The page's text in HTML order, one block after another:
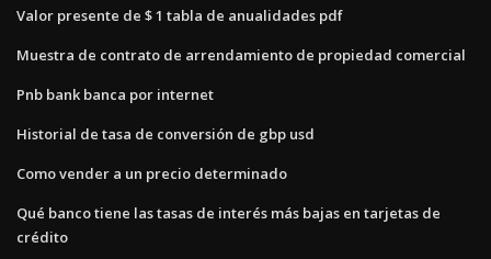
Valor presente de $ 1 tabla de anualidades pdf
Muestra de contrato de arrendamiento de propiedad comercial
Pnb bank banca por internet
Historial de tasa de conversión de gbp usd
Como vender a un precio determinado
Qué banco tiene las tasas de interés más bajas en tarjetas de
crédito